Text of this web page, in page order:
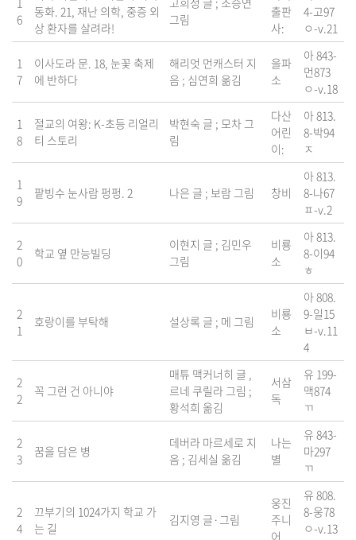
6
동화. 21, 재난 의학, 중증 외
상 환자를 살려라!
그림
출판
사:
4-고97
ㅇ-v.21
1
7
이사도라 문. 18, 눈꽃 축제
에 반하다
해리엇 먼캐스터 지
음 ; 심연희 옮김
을파
소
아 843-
먼873
ㅇ-v.18
1
8
절교의 여왕: K-초등 리얼리
티 스토리
박현숙 글 ; 모차 그
림
다산
어린
이:
아 813.
8-박94
ㅈ
1
9
팥빙수 눈사람 펑펑. 2 나은 글 ; 보람 그림 창비
아 813.
8-나67
ㅍ-v.2
2
0
학교 옆 만능빌딩
이현지 글 ; 김민우
그림
비룡
소
아 813.
8-이94
ㅎ
2
1
호랑이를 부탁해 설상록 글 ; 메 그림
비룡
소
아 808.
9-일15
ㅂ-v.11
4
2
2
꼭 그런 건 아니야
매튜 맥커너히 글 ,
르네 쿠릴라 그림 ;
황석희 옮김
서삼
독
유 199-
맥874
ㄲ
2
3
꿈을 담은 병
데버라 마르세로 지
음 ; 김세실 옮김
나는
별
유 843-
마297
ㄲ
2
4
끄부기의 1024가지 학교 가
는 길
김지영 글·그림
웅진
주니
어
유 808.
8-웅78
ㅇ-v.13